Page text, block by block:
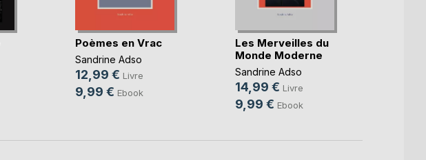
Poèmes en Vrac
Sandrine Adso
12,99 € Livre
9,99 € Ebook
Les Merveilles du
Monde Moderne
Sandrine Adso
14,99 € Livre
9,99 € Ebook